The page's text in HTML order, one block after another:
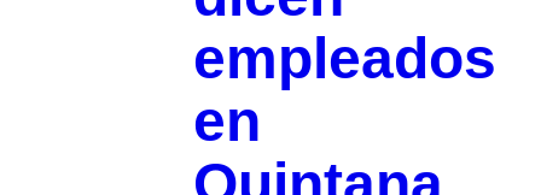
empleados
en